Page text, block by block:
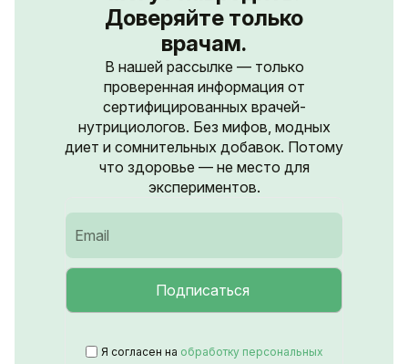
Доверяйте только
врачам.
В нашей рассылке — только
проверенная информация от
сертифицированных врачей-
нутрициологов. Без мифов, модных
диет и сомнительных добавок. Потому
что здоровье — не место для
экспериментов.
Я согласен на обработку персональных